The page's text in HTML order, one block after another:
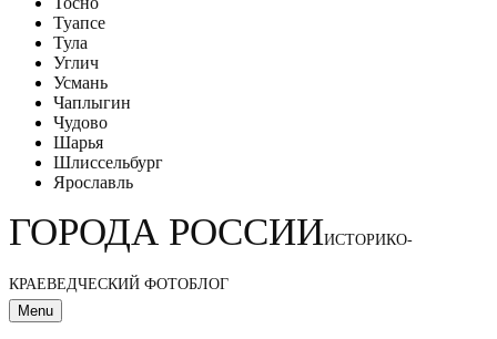
Туапсе
Тула
Углич
Усмань
Чаплыгин
Чудово
Шарья
Шлиссельбург
Ярославль
ГОРОДА РОССИИИСТОРИКО-
КРАЕВЕДЧЕСКИЙ ФОТОБЛОГ
Menu